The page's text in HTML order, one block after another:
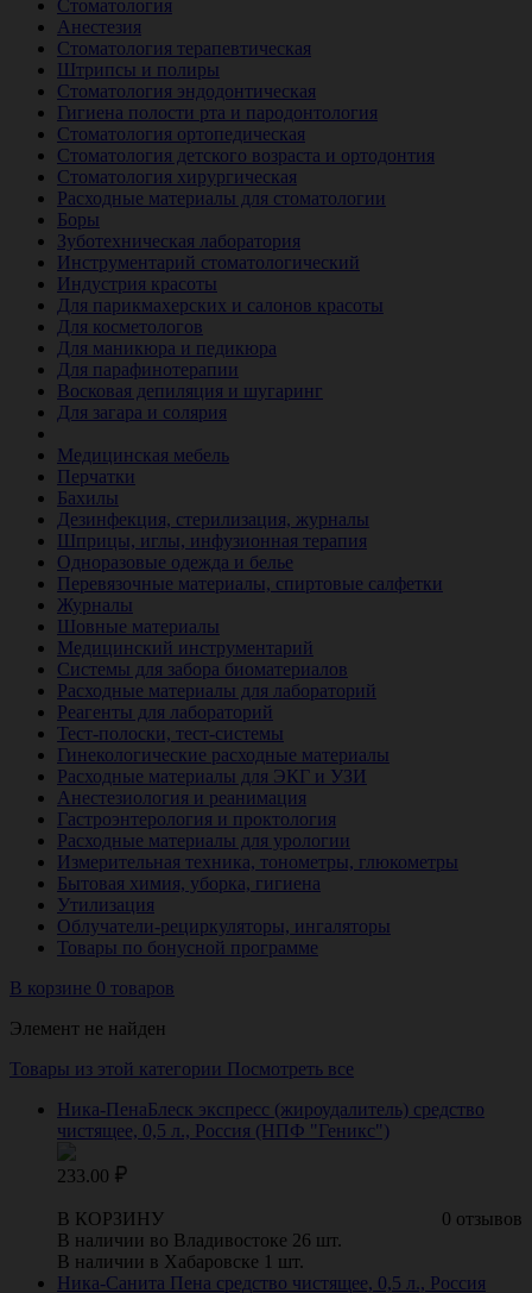
Стоматология
Анестезия
Стоматология терапевтическая
Штрипсы и полиры
Стоматология эндодонтическая
Гигиена полости рта и пародонтология
Стоматология ортопедическая
Стоматология детского возраста и ортодонтия
Стоматология хирургическая
Расходные материалы для стоматологии
Боры
Зуботехническая лаборатория
Инструментарий стоматологический
Индустрия красоты
Для парикмахерских и салонов красоты
Для косметологов
Для маникюра и педикюра
Для парафинотерапии
Восковая депиляция и шугаринг
Для загара и солярия
Медицинская мебель
Перчатки
Бахилы
Дезинфекция, стерилизация, журналы
Шприцы, иглы, инфузионная терапия
Одноразовые одежда и белье
Перевязочные материалы, спиртовые салфетки
Журналы
Шовные материалы
Медицинский инструментарий
Системы для забора биоматериалов
Расходные материалы для лабораторий
Реагенты для лабораторий
Тест-полоски, тест-системы
Гинекологические расходные материалы
Расходные материалы для ЭКГ и УЗИ
Анестезиология и реанимация
Гастроэнтерология и проктология
Расходные материалы для урологии
Измерительная техника, тонометры, глюкометры
Бытовая химия, уборка, гигиена
Утилизация
Облучатели-рециркуляторы, ингаляторы
Товары по бонусной программе
В корзине 0 товаров
Элемент не найден
Товары из этой категории Посмотреть все
Ника-ПенаБлеск экспресс (жироудалитель) средство
чистящее, 0,5 л., Россия (НПФ "Геникс")
233.00
0 отзывов
В КОРЗИНУ
В наличии во Владивостоке 26 шт.
В наличии в Хабаровске 1 шт.
Ника-Санита Пена средство чистящее, 0,5 л., Россия